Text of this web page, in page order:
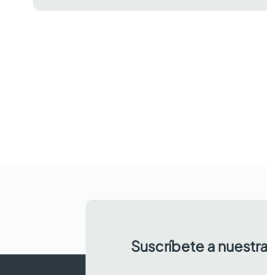
Suscríbete a